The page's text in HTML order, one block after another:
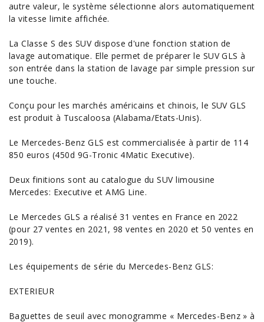
autre valeur, le système sélectionne alors automatiquement
la vitesse limite affichée.
LaClasse S des SUV dispose d'une fonction station de
lavage automatique. Elle permet de préparer le SUV GLS à
son entrée dans la station de lavage par simple pression sur
une touche.
Conçu pour les marchés américains et chinois, le SUV GLS
est produit à Tuscaloosa (Alabama/Etats-Unis).
Le Mercedes-Benz GLS est commercialisée à partir de 114
850 euros (450d 9G-Tronic 4Matic Executive).
Deux finitions sont au catalogue du SUV limousine
Mercedes: Executive et AMG Line.
Le Mercedes GLS a réalisé 31 ventes en France en 2022
(pour 27 ventes en 2021, 98 ventes en 2020 et 50 ventes en
2019).
Les équipements de série du Mercedes-Benz GLS:
EXTERIEUR
Baguettes de seuil avec monogramme « Mercedes-Benz » à